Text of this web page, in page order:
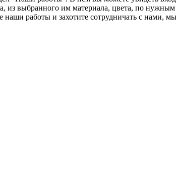
из выбранного им материала, цвета, по
работы и захотите сотрудничать с нами,